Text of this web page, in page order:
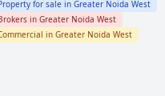
for sale inGreater Noida West
inGreater Noida West
inGreater Noida West